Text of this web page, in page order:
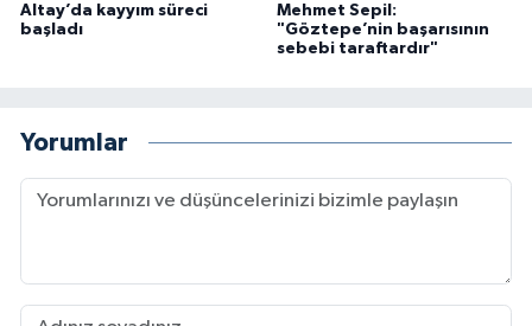
Altay’da kayyım süreci
başladı
Mehmet Sepil:
"Göztepe’nin başarısının
sebebi taraftardır"
Yorumlar